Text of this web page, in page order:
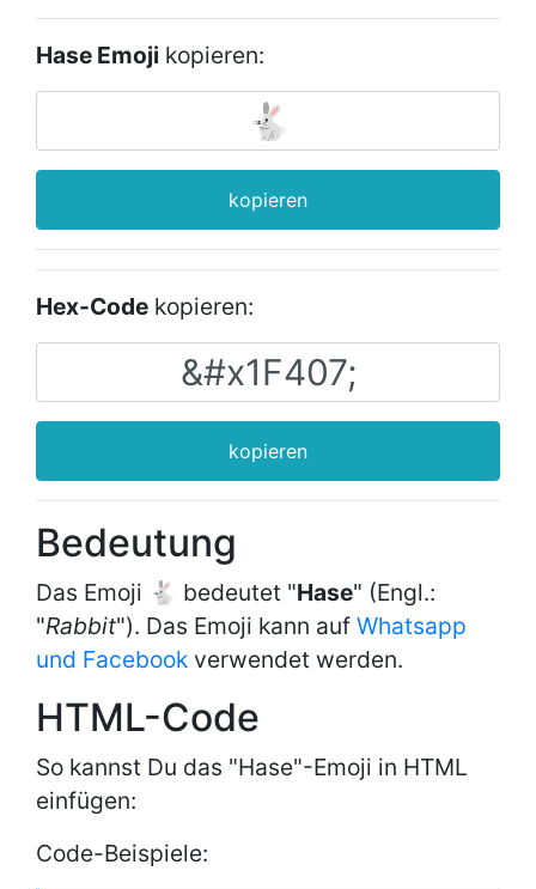
Hase Emoji kopieren:
kopieren
Hex-Code kopieren:
kopieren
Bedeutung
Das Emoji 🐇 bedeutet "Hase" (Engl.:
"Rabbit"). Das Emoji kann auf Whatsapp
und Facebook verwendet werden.
HTML-Code
So kannst Du das "Hase"-Emoji in HTML
einfügen:
Code-Beispiele: